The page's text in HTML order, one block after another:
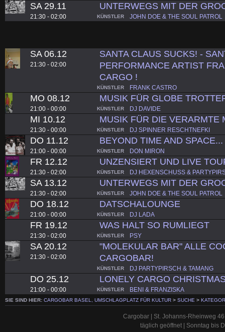
SA 29.11
21:30 - 02:00
UNTERWEGS MIT DER
KÜNSTLER JOHN DOE & THE SOUL PATROL
SA 06.12
21:30 - 02:00
SANTA CLAUS SUCKS! -
PERFORMANCE ARTIST
CARGO !
KÜNSTLER FRANK CASTRO
MO 08.12
21:00 - 00:00
MUSIK FÜR GLOBE
KÜNSTLER DJ DAVIDE
MI 10.12
21:30 - 00:00
MUSIK FÜR DIE VERARMTE
KÜNSTLER DJ SPINNER RESCHTNEFKI
DO 11.12
21:00 - 00:00
BEYOND TIME AND SPACE...
KÜNSTLER DON MIRON
FR 12.12
21:30 - 02:00
UNZENSIERT UND LIVE
KÜNSTLER DJ HEXENSCHUSS &
SA 13.12
21:30 - 02:00
UNTERWEGS MIT DER
KÜNSTLER JOHN DOE & THE SOUL PATROL
DO 18.12
21:00 - 00:00
DATSCHALOUNGE
KÜNSTLER DJ LADA
FR 19.12
21:30 - 02:00
WAS HALT SO RUMLIEGT
KÜNSTLER PSY
SA 20.12
21:30 - 02:00
"MOLEKULAR BAR" ALLE
CARGOBAR!
KÜNSTLER DJ PARTYPIRSCH & TAMANG
DO 25.12
21:00 - 00:00
LONELY CARGO
KÜNSTLER BENI & FRANZISKA
SIE SIND HIER: CARGOBAR BASEL, UMSCHLAGPLATZ FÜR KULTUR > SUCHE >
Cargobar | St. Johanns-Rheinweg
täglich geöffnet | Sonntag bis